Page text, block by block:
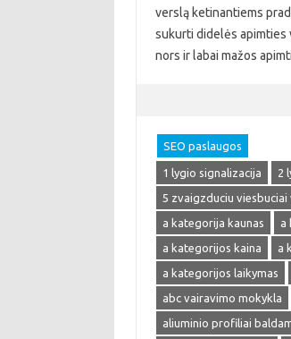
verslą ketinantiems
sukurti didelės apimties
nors ir labai mažos
SEO paslaugos
1 lygio signalizacija 2
5 zvaigzduciu viesbuciai
a kategorija kaunas
a
a kategorijos kaina
a
a kategorijos laikymas
abc vairavimo mokykla
aliuminio profiliai